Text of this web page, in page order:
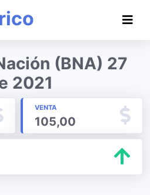
(BNA) 27
2021
VENTA
105,00